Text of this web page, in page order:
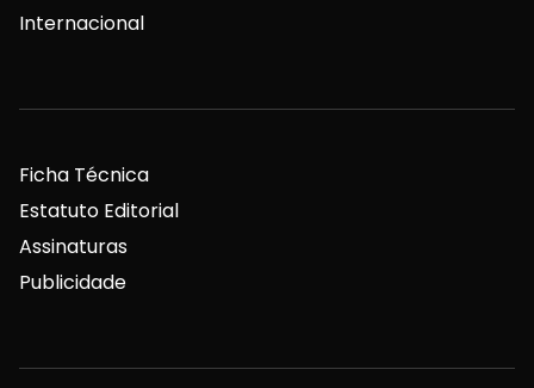
Internacional
Ficha Técnica
Estatuto Editorial
Assinaturas
Publicidade